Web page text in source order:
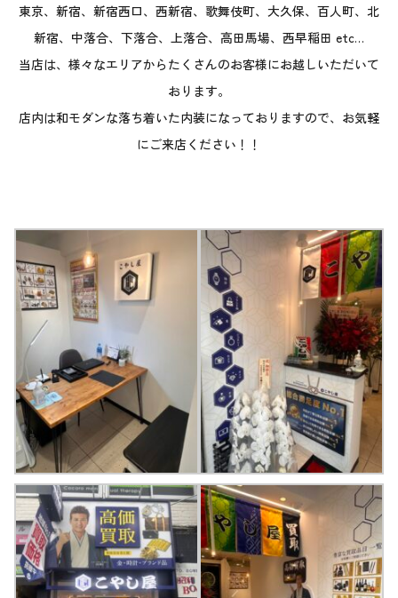
東京、新宿、新宿西口、西新宿、歌舞伎町、大久保、百人町、北
新宿、中落合、下落合、上落合、高田馬場、西早稲田 etc…
当店は、様々なエリアからたくさんのお客様にお越しいただいて
おります。
店内は和モダンな落ち着いた内装になっておりますので、お気軽
にご来店ください！！